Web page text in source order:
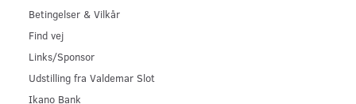
Betingelser & Vilkår
Find vej
Links/Sponsor
Udstilling fra Valdemar Slot
Ikano Bank